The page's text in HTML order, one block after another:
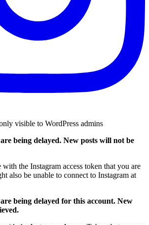
visible to WordPress admins
being delayed. New posts will not be
with the Instagram access token that you are
also be unable to connect to Instagram at
being delayed for this account. New